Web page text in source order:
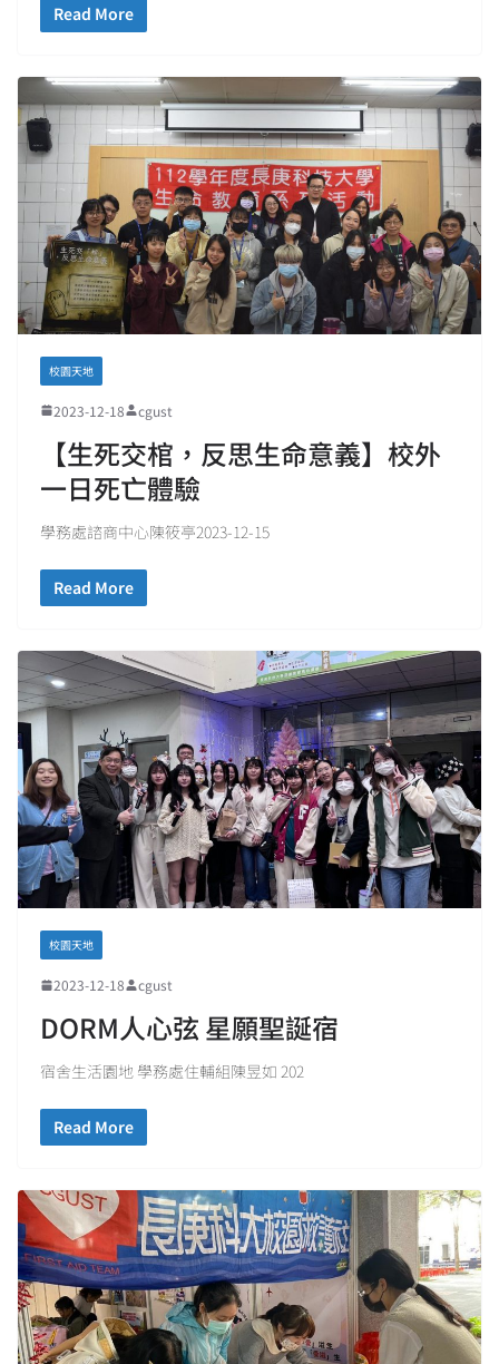
Read More
校園天地
2023-12-18 cgust
【生死交棺，反思生命意義】校外
一日死亡體驗
學務處諮商中心陳筱亭2023-12-15
Read More
校園天地
2023-12-18 cgust
DORM人心弦 星願聖誕宿
宿舍生活園地 學務處住輔組陳昱如 202
Read More